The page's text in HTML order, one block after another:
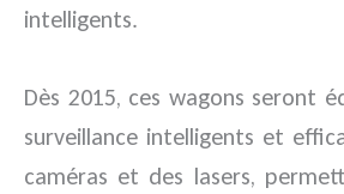
intelligents.
Dès 2015, ces wagons seront
surveillance intelligents et
caméras et des lasers,